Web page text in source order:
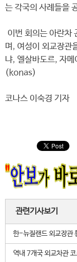
는 각국의 사례들을
이번 회의는 아란차
며, 여성이 외교장관
냐, 엘살바도르, 자
(konas)
코나스 이숙경 기자
관련기사보기
한-뉴질랜드 외교장관
역내 7개국 외교차관